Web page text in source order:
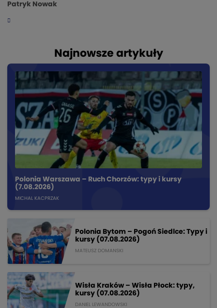
Patryk Nowak
Najnowsze artykuły
Polonia Warszawa – Ruch Chorzów: typy i kursy
(7.08.2026)
MICHAL KACPRZAK
Polonia Bytom – Pogoń Siedlce: Typy i
kursy (07.08.2026)
MATEUSZ DOMANSKI
Wisła Kraków – Wisła Płock: typy,
kursy (07.08.2026)
DANIEL LEWANDOWSKI